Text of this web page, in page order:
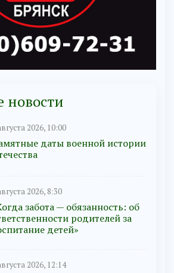
новости
2026, 10:00
даты военной истории
2026, 8:30
забота — обязанность: об
родителей за
детей»
2026, 12:14